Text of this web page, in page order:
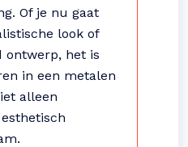
Of je nu gaat
look of
ontwerp, het is
in een metalen
alleen